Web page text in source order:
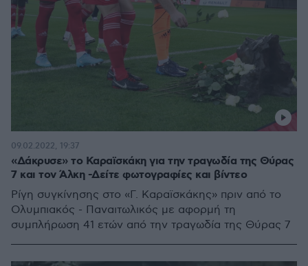
«Δάκρυσε» το Καραϊσκάκη για την τραγωδία της Θύρας
7 και τον Άλκη -Δείτε φωτογραφίες και βίντεο
Ρίγη συγκίνησης στο «Γ. Καραϊσκάκης» πριν από το
Ολυμπιακός - Παναιτωλικός με αφορμή τη
συμπλήρωση 41 ετών από την τραγωδία της Θύρας 7
09.02.2022, 19:37